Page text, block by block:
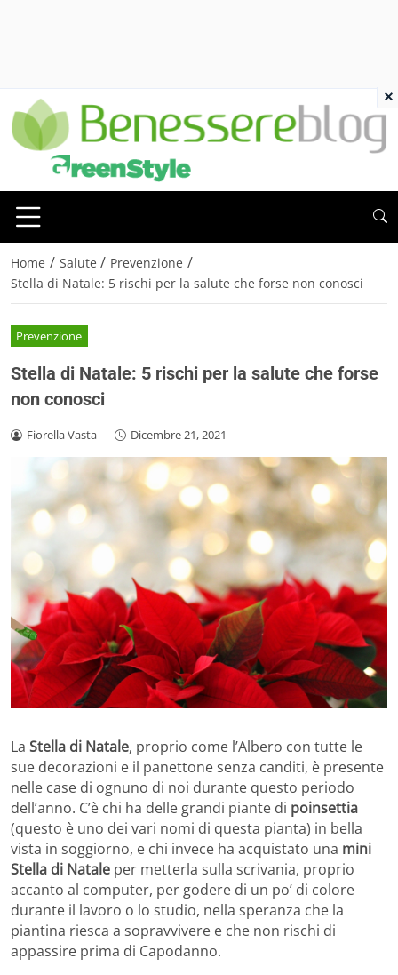
Home / Salute / Prevenzione /
Stella di Natale: 5 rischi per la salute che forse non conosci
Prevenzione
Stella di Natale: 5 rischi per la salute che forse
non conosci
Fiorella Vasta - Dicembre 21, 2021
La Stella di Natale, proprio come l’Albero con tutte le
sue decorazioni e il panettone senza canditi, è presente
nelle case di ognuno di noi durante questo periodo
dell’anno. C’è chi ha delle grandi piante di poinsettia
(questo è uno dei vari nomi di questa pianta) in bella
vista in soggiorno, e chi invece ha acquistato una mini
Stella di Natale per metterla sulla scrivania, proprio
accanto al computer, per godere di un po’ di colore
durante il lavoro o lo studio, nella speranza che la
piantina riesca a sopravvivere e che non rischi di
appassire prima di Capodanno.
×